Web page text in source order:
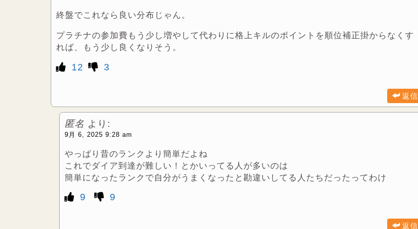
終盤でこれなら良い分布じゃん。
プラチナの参加費もう少し増やして代わりに格上キルのポイントを順位補正掛からなくす
れば、もう少し良くなりそう。
12 3
返信
匿名 より:
9月 6, 2025 9:28 am
やっぱり昔のランクより簡単だよね
これでダイア到達が難しい！とかいってる人が多いのは
簡単になったランクで自分がうまくなったと勘違いしてる人たちだったってわけ
9 9
返信